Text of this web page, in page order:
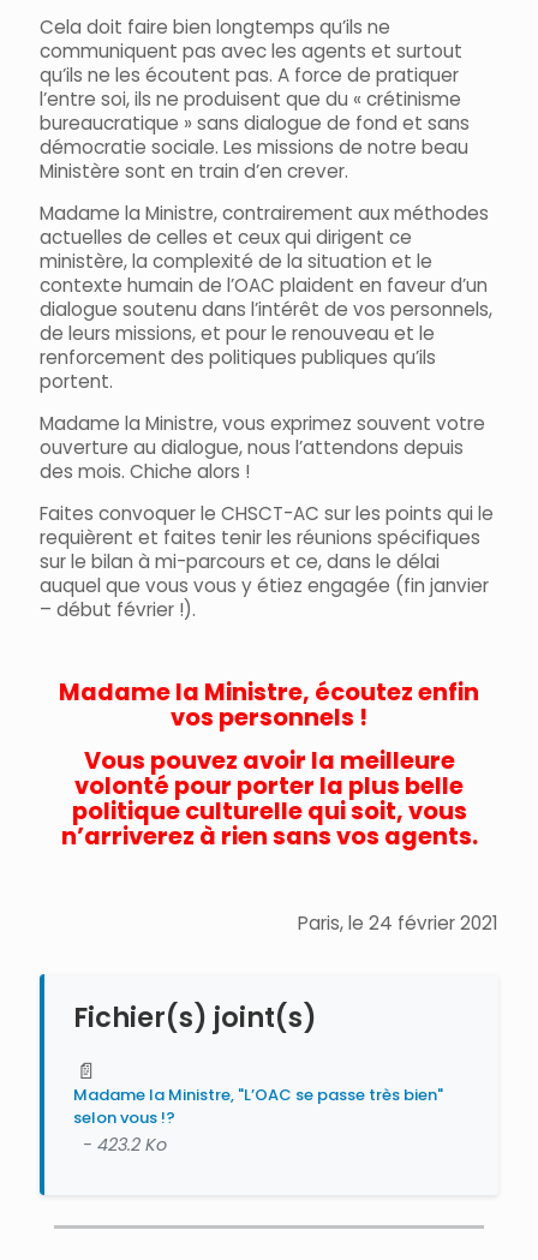
Cela doit faire bien longtemps qu’ils ne
communiquent pas avec les agents et surtout
qu’ils ne les écoutent pas. A force de pratiquer
l’entre soi, ils ne produisent que du « crétinisme
bureaucratique » sans dialogue de fond et sans
démocratie sociale. Les missions de notre beau
Ministère sont en train d’en crever.
Madame la Ministre, contrairement aux méthodes
actuelles de celles et ceux qui dirigent ce
ministère, la complexité de la situation et le
contexte humain de l’OAC plaident en faveur d’un
dialogue soutenu dans l’intérêt de vos personnels,
de leurs missions, et pour le renouveau et le
renforcement des politiques publiques qu’ils
portent.
Madame la Ministre, vous exprimez souvent votre
ouverture au dialogue, nous l’attendons depuis
des mois. Chiche alors !
Faites convoquer le CHSCT-AC sur les points qui le
requièrent et faites tenir les réunions spécifiques
sur le bilan à mi-parcours et ce, dans le délai
auquel que vous vous y étiez engagée (fin janvier
– début février !).
Madame la Ministre, écoutez enfin
vos personnels !
Vous pouvez avoir la meilleure
volonté pour porter la plus belle
politique culturelle qui soit, vous
n’arriverez à rien sans vos agents.
Paris, le 24 février 2021
Fichier(s) joint(s)
📄
Madame la Ministre, "L’OAC se passe très bien"
selon vous !?
- 423.2 Ko